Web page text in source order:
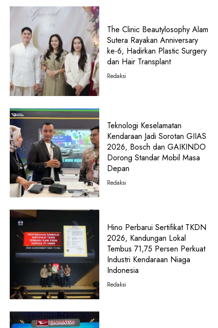
The Clinic Beautylosophy Alam
Sutera Rayakan Anniversary
ke-6, Hadirkan Plastic Surgery
dan Hair Transplant
Redaksi
Teknologi Keselamatan
Kendaraan Jadi Sorotan GIIAS
2026, Bosch dan GAIKINDO
Dorong Standar Mobil Masa
Depan
Redaksi
Hino Perbarui Sertifikat TKDN
2026, Kandungan Lokal
Tembus 71,75 Persen Perkuat
Industri Kendaraan Niaga
Indonesia
Redaksi